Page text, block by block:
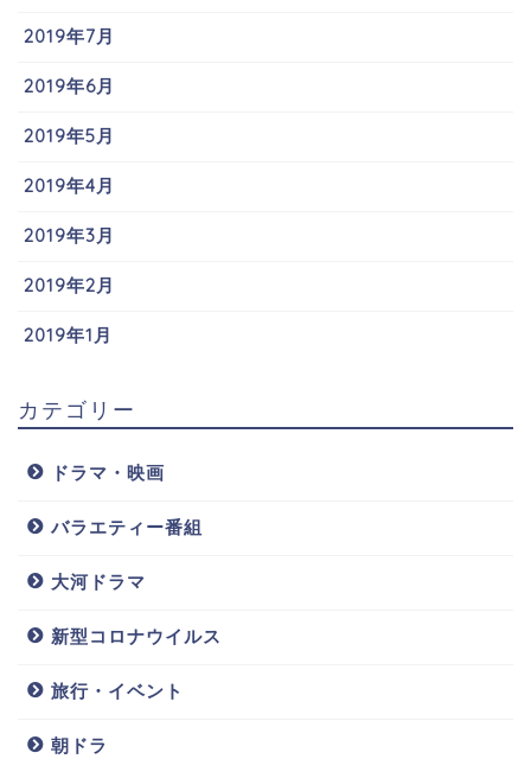
2019年7月
2019年6月
2019年5月
2019年4月
2019年3月
2019年2月
2019年1月
カテゴリー
ドラマ・映画
バラエティー番組
大河ドラマ
新型コロナウイルス
旅行・イベント
朝ドラ